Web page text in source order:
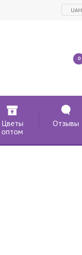
UAH
0
Цветы
оптом
Отзывы